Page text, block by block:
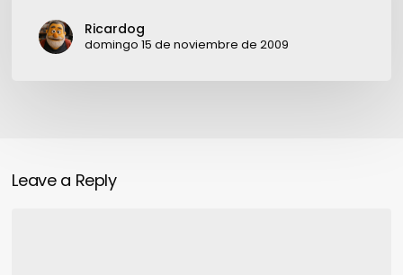
Android”
Ricardog
domingo 15 de noviembre de 2009
Leave a Reply